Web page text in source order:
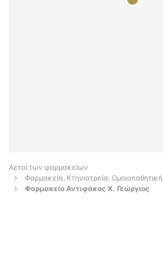
Αετοί των φαρμακείων
Φαρμακεία, Κτηνιατρεία,
Φαρμακείο Αντιφάκος Χ. Γεώργιος